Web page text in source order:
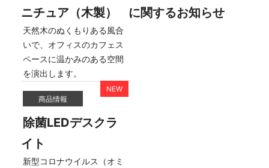
ニチュア（木製）
天然木のぬくもりある風合
いで、オフィスのカフェス
ペースに温かみのある空間
を演出します。
に関するお知らせ
商品情報
除菌LEDデスクラ
イト
新型コロナウイルス（オミ